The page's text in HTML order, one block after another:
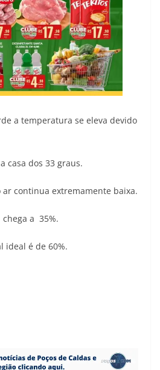
a temperatura se eleva devido
casa dos 33 graus.
continua extremamente baixa.
a 35%.
ideal é de 60%.